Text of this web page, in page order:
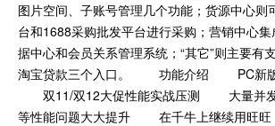
图片空间、子账号管理几个功能；货源中心则
台和1688采购批发平台进行采购；营销中心
据中心和会员关系管理系统；“其它”则主要有
淘宝贷款三个入口。 功能介绍 PC新版
双11/双12大促性能实战压测 大量并发
等性能问题大大提升 在千牛上继续用